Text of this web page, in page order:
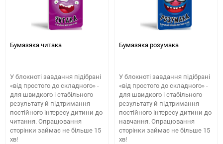
Бумазяка читака
У блокноті завдання підібрані
«від простого до складного» -
для швидкого і стабільного
результату й підтримання
постійного інтересу дитини до
читання. Опрацювання
сторінки займає не більше 15
хв!
Бумазяка розумака
У блокноті завдання підібрані
«від простого до складного» -
для швидкого і стабільного
результату й підтримання
постійного інтересу дитини до
навчання. Опрацювання
сторінки займає не більше 15
хв!